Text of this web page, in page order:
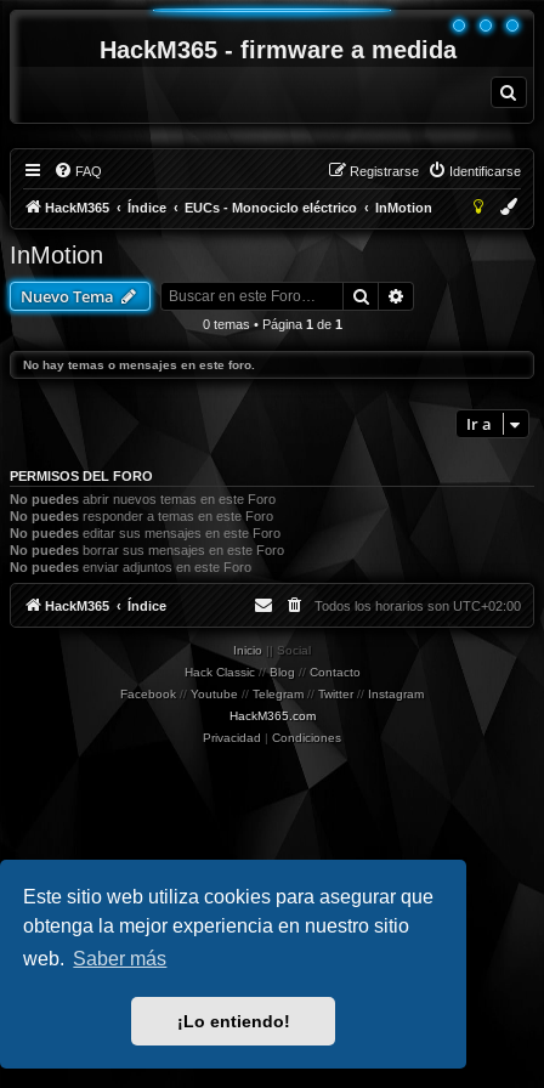
Este sitio web utiliza cookies para asegurar que
obtenga la mejor experiencia en nuestro sitio
web. Saber más
¡Lo entiendo!
HackM365 - firmware a medida
u
FAQ Identificarse
Registrarse
HackM365 Índice EUCs - Monociclo eléctrico InMotion
InMotion
Nuevo Tema Buscar
0 temas • Página 1 de 1
No hay temas o mensajes en este foro.
Ir a
PERMISOS DEL FORO
No puedes abrir nuevos temas en este Foro
No puedes responder a temas en este Foro
No puedes editar sus mensajes en este Foro
No puedes borrar sus mensajes en este Foro
No puedes enviar adjuntos en este Foro
HackM365 Índice Todos los horarios son UTC+02:00
Inicio || Social
Hack Classic//Blog // Contacto
Facebook // Youtube // Telegram // Twitter// Instagram
HackM365.com
Privacidad | Condiciones